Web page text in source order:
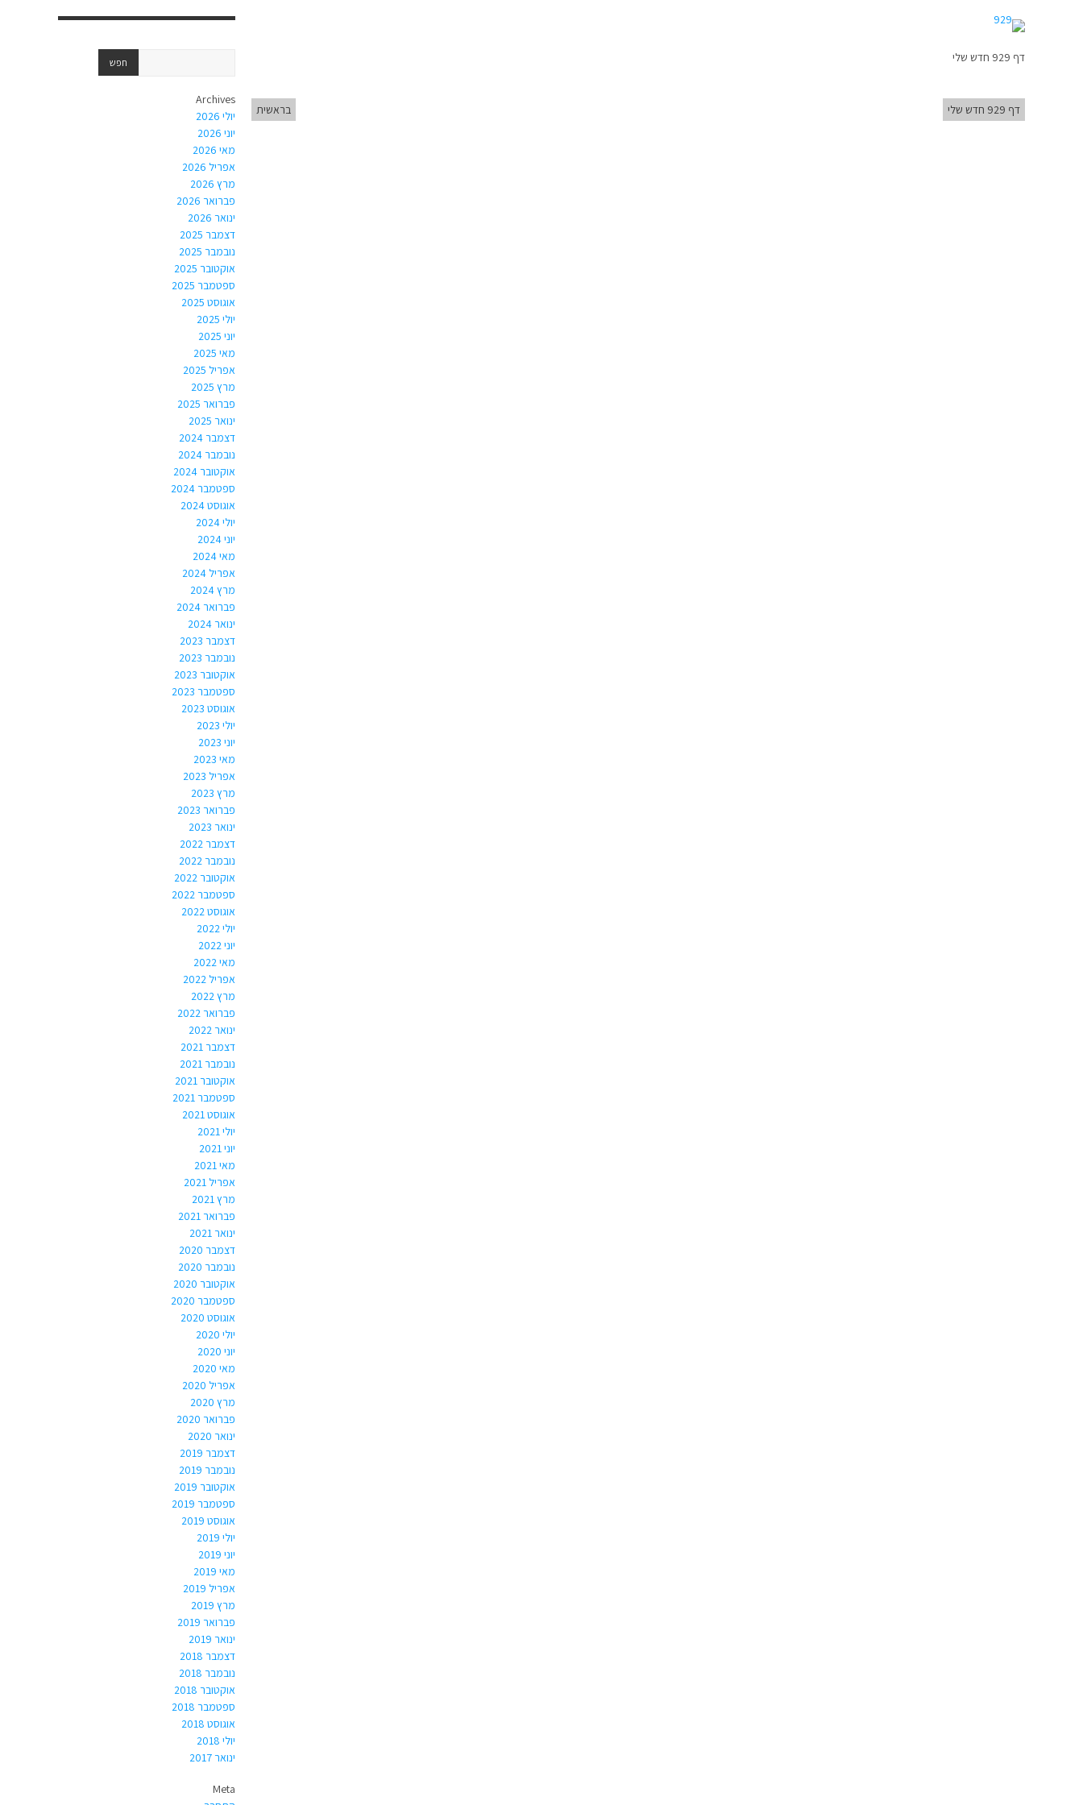
דף 929 חדש שלי
דף 929 חדש שלי בראשית
Archives
יולי 2026
יוני 2026
מאי 2026
אפריל 2026
מרץ 2026
פברואר 2026
ינואר 2026
דצמבר 2025
נובמבר 2025
אוקטובר 2025
ספטמבר 2025
אוגוסט 2025
יולי 2025
יוני 2025
מאי 2025
אפריל 2025
מרץ 2025
פברואר 2025
ינואר 2025
דצמבר 2024
נובמבר 2024
אוקטובר 2024
ספטמבר 2024
אוגוסט 2024
יולי 2024
יוני 2024
מאי 2024
אפריל 2024
מרץ 2024
פברואר 2024
ינואר 2024
דצמבר 2023
נובמבר 2023
אוקטובר 2023
ספטמבר 2023
אוגוסט 2023
יולי 2023
יוני 2023
מאי 2023
אפריל 2023
מרץ 2023
פברואר 2023
ינואר 2023
דצמבר 2022
נובמבר 2022
אוקטובר 2022
ספטמבר 2022
אוגוסט 2022
יולי 2022
יוני 2022
מאי 2022
אפריל 2022
מרץ 2022
פברואר 2022
ינואר 2022
דצמבר 2021
נובמבר 2021
אוקטובר 2021
ספטמבר 2021
אוגוסט 2021
יולי 2021
יוני 2021
מאי 2021
אפריל 2021
מרץ 2021
פברואר 2021
ינואר 2021
דצמבר 2020
נובמבר 2020
אוקטובר 2020
ספטמבר 2020
אוגוסט 2020
יולי 2020
יוני 2020
מאי 2020
אפריל 2020
מרץ 2020
פברואר 2020
ינואר 2020
דצמבר 2019
נובמבר 2019
אוקטובר 2019
ספטמבר 2019
אוגוסט 2019
יולי 2019
יוני 2019
מאי 2019
אפריל 2019
מרץ 2019
פברואר 2019
ינואר 2019
דצמבר 2018
נובמבר 2018
אוקטובר 2018
ספטמבר 2018
אוגוסט 2018
יולי 2018
ינואר 2017
Meta